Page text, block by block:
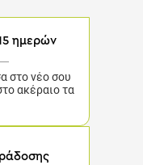
ημερών
στο νέο σου
ακέραιο τα